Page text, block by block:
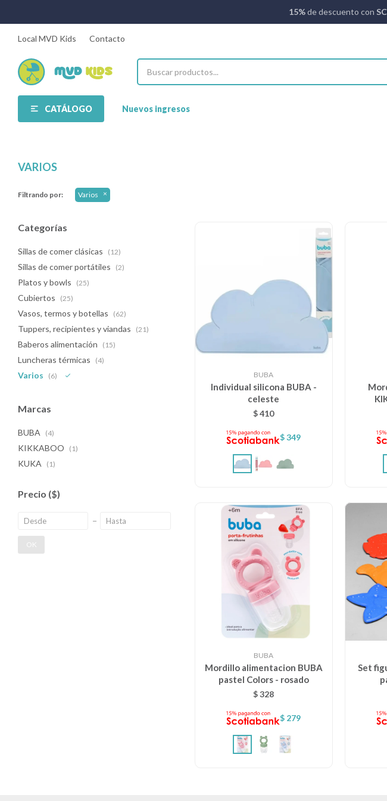
15%de descuento con
CATÁLOGO Nuevos ingresos
Local MVD Kids Contacto
VARIOS
Filtrando por: Varios
BUBA
Individual silicona BUBA -
celeste
$410
$349
BUBA
Mordillo alimentacion BUBA
pastel Colors - rosado
$328
$ 279
Set
Categorías
Sillas de comer clásicas (12)
Sillas de comer portátiles (2)
Platos y bowls (25)
Cubiertos (25)
Vasos, termos y botellas (62)
Tuppers, recipientes y viandas (21)
Baberos alimentación (15)
Luncheras térmicas (4)
Varios (6)
Marcas
BUBA (4)
KIKKABOO (1)
KUKA (1)
Precio ($)
OK